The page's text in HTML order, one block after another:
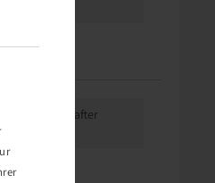
stock visible after